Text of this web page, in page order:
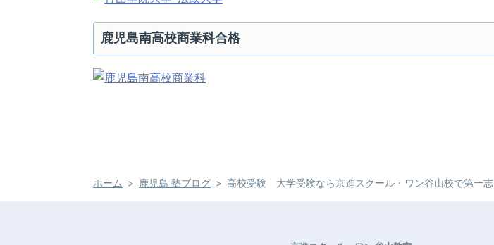
鹿児島南高校商業科合格
ホーム 鹿児島 塾ブログ 高校受験 大学受験なら京進スクール・ワン谷山校で第一志望校合格への夢をつかもう！